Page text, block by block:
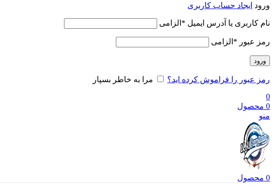
ورود ایجاد حساب کاربری
نام کاربری یا آدرس ایمیل * الزامی
رمز عبور * الزامی
ورود
رمز عبور را فراموش کرده اید؟
مرا به خاطر بسپار
0
0 محصول
منو
0 محصول